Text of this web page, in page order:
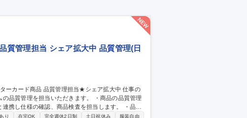
質管理担当 シェア拡大中 品質管理(日
担当いただきます。 ・商品の品質管理
携し仕様の確認、商品検査を担当します。 ・品質
り 在宅OK 完全週休2日制 土日祝休み 服装自由